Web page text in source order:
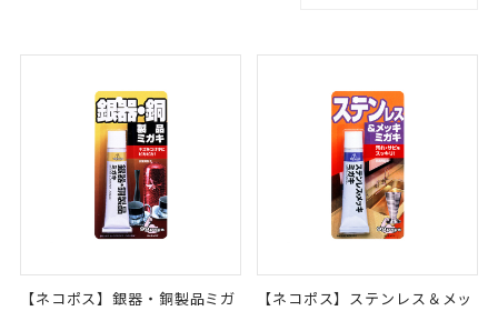
【ネコポス】銀器・銅製品ミガ
【ネコポス】ステンレス＆メッ